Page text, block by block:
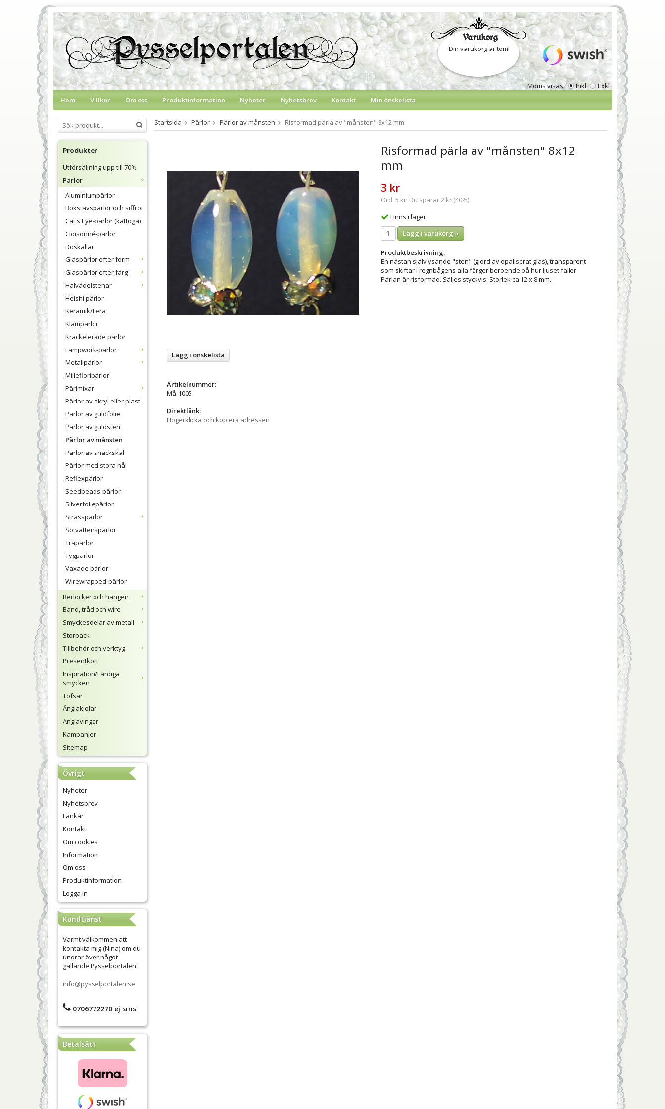
Moms visas: Inkl Exkl
Varukorg
Din varukorg är tom!
Hem Villkor Om oss Produktinformation Nyheter Nyhetsbrev Kontakt Min önskelista
Produkter
Utförsäljning upp till 70%
Pärlor
Aluminiumpärlor
Bokstavspärlor och siffror
Cat's Eye-pärlor (kattöga)
Cloisonné-pärlor
Döskallar
Glaspärlor efter form
Glaspärlor efter färg
Halvädelstenar
Heishi pärlor
Keramik/Lera
Klämpärlor
Krackelerade pärlor
Lampwork-pärlor
Metallpärlor
Millefioripärlor
Pärlmixar
Pärlor av akryl eller plast
Pärlor av guldfolie
Pärlor av guldsten
Pärlor av månsten
Pärlor av snäckskal
Pärlor med stora hål
Reflexpärlor
Seedbeads-pärlor
Silverfoliepärlor
Strasspärlor
Sötvattenspärlor
Träpärlor
Tygpärlor
Vaxade pärlor
Wirewrapped-pärlor
Berlocker och hängen
Band, tråd och wire
Smyckesdelar av metall
Storpack
Tillbehör och verktyg
Presentkort
Inspiration/Färdiga
smycken
Tofsar
Änglakjolar
Änglavingar
Kampanjer
Sitemap
Övrigt
Nyheter
Nyhetsbrev
Länkar
Kontakt
Om cookies
Information
Om oss
Produktinformation
Logga in
Kundtjänst
Varmt välkommen att
kontakta mig (Nina) om du
undrar över något
gällande Pysselportalen.
info@pysselportalen.se
0706772270 ej sms
Betalsätt
Startsida Pärlor Pärlor av månsten Risformad pärla av "månsten" 8x12 mm
Risformad pärla av "månsten" 8x12
mm
3 kr
Ord. 5 kr. Du sparar 2 kr (40%)
Finns i lager
Lägg i varukorg »
Produktbeskrivning:
En nästan självlysande "sten" (gjord av opaliserat glas), transparent
som skiftar i regnbågens alla färger beroende på hur ljuset faller.
Pärlan är risformad. Säljes styckvis. Storlek ca 12 x 8 mm.
Lägg i önskelista
Artikelnummer:
Må-1005
Direktlänk:
Högerklicka och kopiera adressen